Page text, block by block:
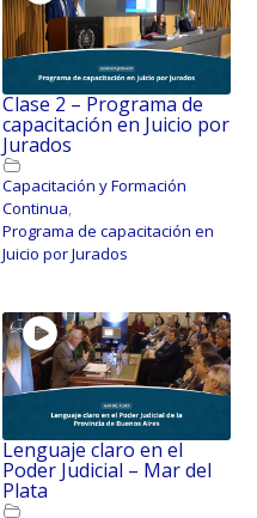
Clase 2 – Programa de
capacitación en Juicio por
Jurados
Capacitación y Formación
Continua,
Programa de capacitación en
Juicio por Jurados
Lenguaje claro en el
Poder Judicial – Mar del
Plata